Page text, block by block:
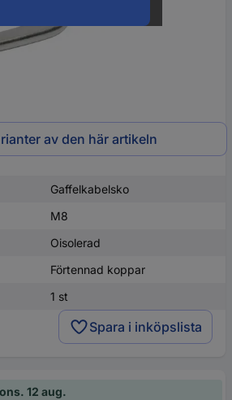
Andra varianter av den här artikeln
Gaffelkabelsko
M8
Oisolerad
Förtennad koppar
1 st
Spara i inköpslista
12 aug.